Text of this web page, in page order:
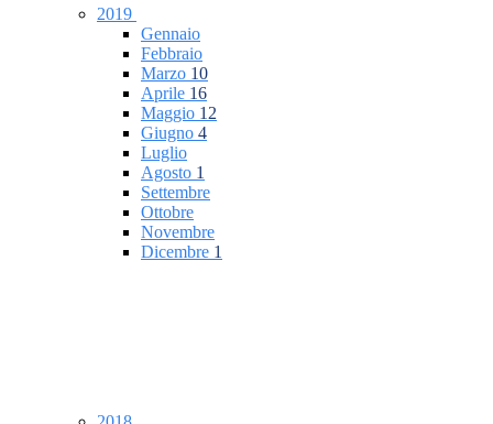
2019
Gennaio
Febbraio
Marzo 10
Aprile 16
Maggio 12
Giugno 4
Luglio
Agosto 1
Settembre
Ottobre
Novembre
Dicembre 1